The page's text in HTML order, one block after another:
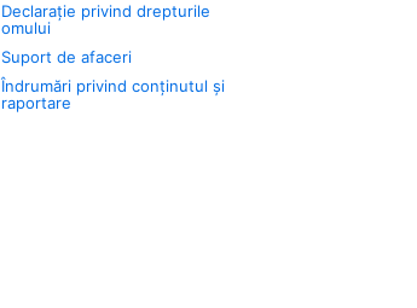
Declarație privind drepturile
omului
Suport de afaceri
Îndrumări privind conținutul și
raportare